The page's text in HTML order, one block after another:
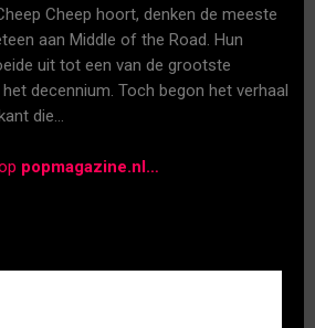
Cheep hoort, denken de meeste
aan Middle of the Road. Hun
uit tot een van de grootste
decennium. Toch begon het verhaal
die…
popmagazine.nl…